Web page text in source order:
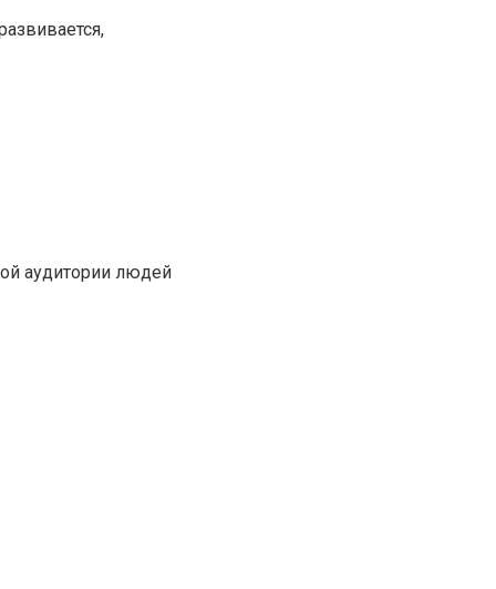
аудитории людей